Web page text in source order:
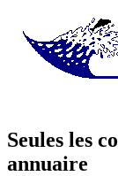
Seules les
annuaire